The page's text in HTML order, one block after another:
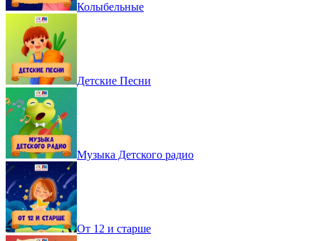
Колыбельные
Детские Песни
Музыка Детского радио
От 12 и старше